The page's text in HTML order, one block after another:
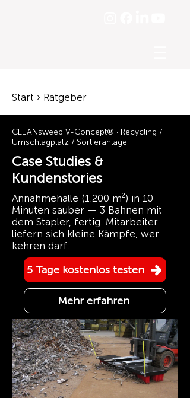
Start › Ratgeber
CLEANsweep V-Concept® · Recycling /
Umschlagplatz / Sortieranlage
Case Studies &
Kundenstories
Annahmehalle (1.200 m²) in 10
Minuten sauber — 3 Bahnen mit
dem Stapler, fertig. Mitarbeiter
liefern sich kleine Kämpfe, wer
kehren darf.
5 Tage kostenlos testen
Mehr erfahren